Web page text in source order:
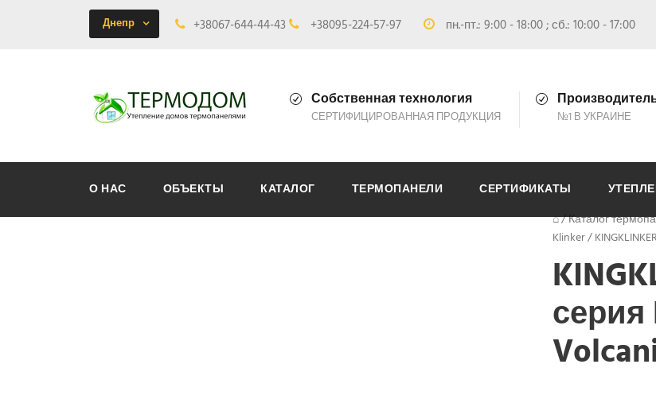
Днепр +38067-644-44-43 +38095-224-57-97 пн.-пт.: 9:00 - 18:00 ; сб.: 10:00 - 17:00
Собственная технология
СЕРТИФИЦИРОВАННАЯ ПРОДУКЦИЯ №1 В УКРАИНЕ
О НАС ОБЪЕКТЫ КАТАЛОГ ТЕРМОПАНЕЛИ СЕРТИФИКАТЫ
⌂/Каталог
Klinker/
серия